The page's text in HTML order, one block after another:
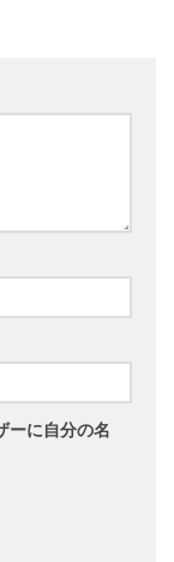
ーに自分の名